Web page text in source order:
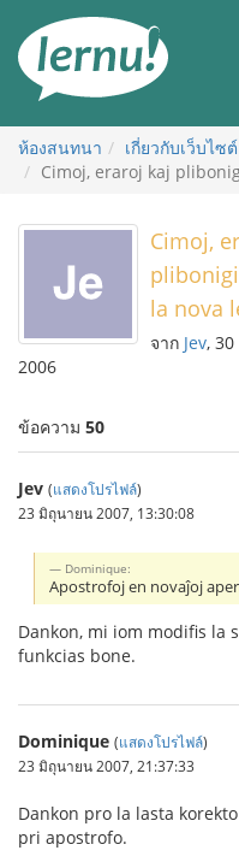
สารบัญ
ห้องสนทนา
เกี่ยวกับเว็บไซต์
Cimoj, eraroj kaj
Cimoj,
la nova
จาก Jev,
2006
ข้อความ 50
Jev (แสดงโปรไฟล์)
23 มิถุนายน 2007, 13:30:08
Dominique:
Apostrofoj en novaĵoj
Dankon, mi iom modifis la
funkcias bone.
Dominique (แสดงโปรไฟล์)
23 มิถุนายน 2007, 21:37:33
Dankon pro la lasta
pri apostrofo.